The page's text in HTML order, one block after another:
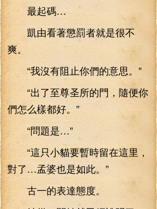
最起碼…
凱由看著懲罰者就是很不
爽。
“我沒有阻止你們的意思。”
“出了至尊圣所的門，隨便你
們怎么樣都好。”
“問題是…”
“這只小貓要暫時留在這里，
對了…孟婆也是如此。”
古一的表達態度。